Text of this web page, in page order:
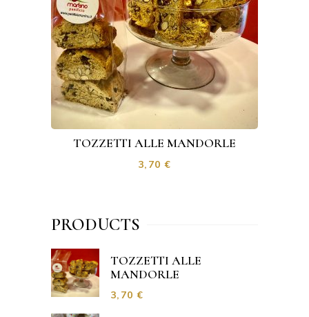
TOZZETTI ALLE MANDORLE
3,70€
PRODUCTS
TOZZETTI ALLE
MANDORLE
3,70€